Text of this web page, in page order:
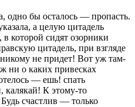
одно бы осталось — пропасть.
а целую цитадель
которой сидят озорники
цитадель, при взгляде
не придет! Вот уж там-
ни о каких привесках
— ешь! спать
калякай! К этому-то
счастлив — только